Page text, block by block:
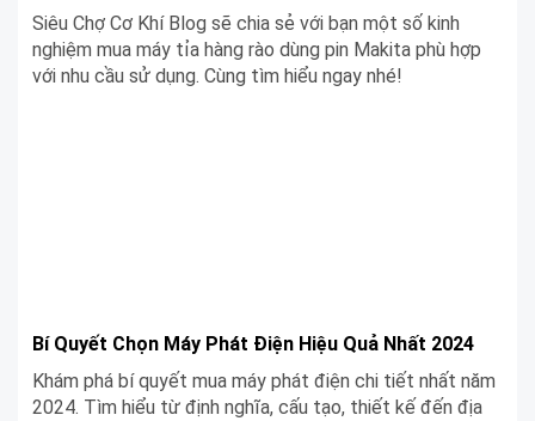
Siêu Chợ Cơ Khí Blog sẽ chia sẻ với bạn một số kinh
nghiệm mua máy tỉa hàng rào dùng pin Makita phù hợp
với nhu cầu sử dụng. Cùng tìm hiểu ngay nhé!
Bí Quyết Chọn Máy Phát Điện Hiệu Quả Nhất 2024
Khám phá bí quyết mua máy phát điện chi tiết nhất năm
2024. Tìm hiểu từ định nghĩa, cấu tạo, thiết kế đến địa